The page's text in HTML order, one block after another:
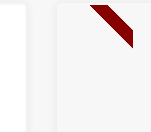
BEST SELLER